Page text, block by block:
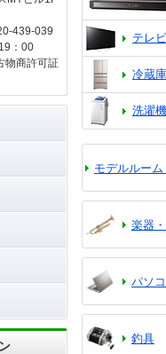
テレビ
冷蔵庫
洗濯機
モデルルー
楽器
パソ
釣具
439-039
：00
物商許可証